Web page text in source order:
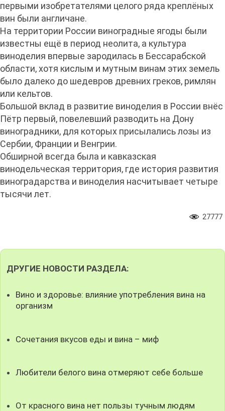
первыми изобретателями целого ряда креплёных
вин были англичане.
На территории России виноградные ягоды были
известны ещё в период неолита, а культура
виноделия впервые зародилась в Бессарабской
области, хотя кислым и мутным винам этих земель
было далеко до шедевров древних греков, римлян
или кельтов.
Большой вклад в развитие виноделия в России внёс
Пётр первый, повелевший разводить на Дону
виноградники, для которых присылались лозы из
Сербии, Франции и Венгрии.
Обширной всегда была и кавказская
винодельческая территория, где история развития
виноградарства и виноделия насчитывает четыре
тысячи лет.
27777
ДРУГИЕ НОВОСТИ РАЗДЕЛА:
Вино и здоровье: влияние употребления вина на
организм
Сочетания вкусов еды и вина – миф
Любители белого вина отмеряют себе больше
От красного вина нет пользы тучным людям